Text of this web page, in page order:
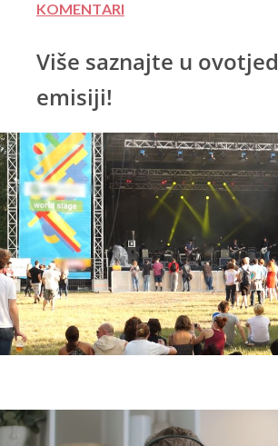
KOMENTARI
Više saznajte u
emisiji!